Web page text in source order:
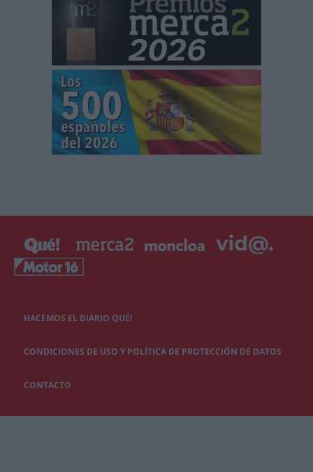
HACEMOS EL DIARIO QUÉ!
CONDICIONES DE USO Y POLÍTICA DE PROTECCIÓN DE DATOS
CONTACTO